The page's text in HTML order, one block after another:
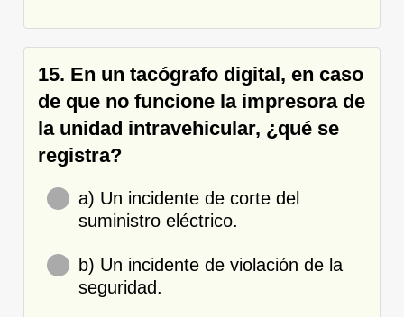
15. En un tacógrafo digital, en caso
de que no funcione la impresora de
la unidad intravehicular, ¿qué se
registra?
a) Un incidente de corte del
suministro eléctrico.
b) Un incidente de violación de la
seguridad.